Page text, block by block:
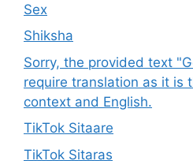
Sex
Shiksha
Sorry, the provided text
require translation as it is
context and English.
TikTok Sitaare
TikTok Sitaras